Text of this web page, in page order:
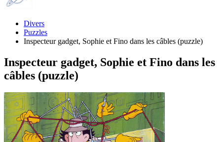
Divers
Puzzles
Inspecteur gadget, Sophie et Fino dans les câbles (puzzle)
Inspecteur gadget, Sophie et Fino dans les
câbles (puzzle)